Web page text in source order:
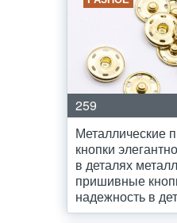
259
Металлические
кнопки
в деталях
пришивные
надежность в